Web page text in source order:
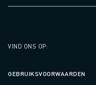
VIND ONS OP:
GEBRUIKSVOORWAARDEN